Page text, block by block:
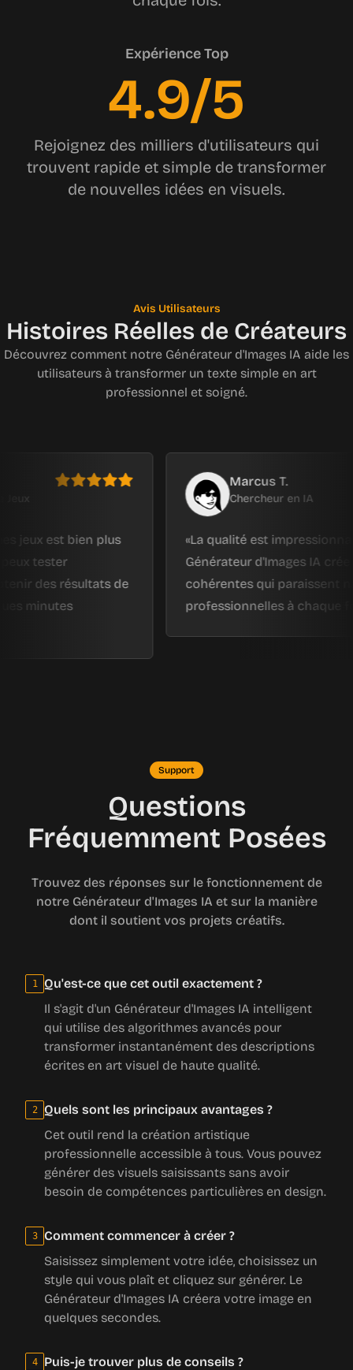
Expérience Top
4.9/5
Rejoignez des milliers d'utilisateurs qui
trouvent rapide et simple de transformer
de nouvelles idées en visuels.
Avis Utilisateurs
Histoires Réelles de Créateurs
Découvrez comment notre Générateur d'Images IA aide les
utilisateurs à transformer un texte simple en art
professionnel et soigné.
est bien plus
résultats de
Marcus T.
Chercheur en IA
La qualité est impressionnante. Le
Générateur d'Images IA crée des
cohérentes qui paraissent
professionnelles à chaque fois.
Support
Questions
Fréquemment Posées
Trouvez des réponses sur le fonctionnement de
notre Générateur d'Images IA et sur la manière
dont il soutient vos projets créatifs.
1
Qu'est-ce que cet outil exactement ?
Il s'agit d'un Générateur d'Images IA intelligent
qui utilise des algorithmes avancés pour
transformer instantanément des descriptions
écrites en art visuel de haute qualité.
2
Quels sont les principaux avantages ?
Cet outil rend la création artistique
professionnelle accessible à tous. Vous pouvez
générer des visuels saisissants sans avoir
besoin de compétences particulières en design.
3
Comment commencer à créer ?
Saisissez simplement votre idée, choisissez un
style qui vous plaît et cliquez sur générer. Le
Générateur d'Images IA créera votre image en
quelques secondes.
4
Puis-je trouver plus de conseils ?